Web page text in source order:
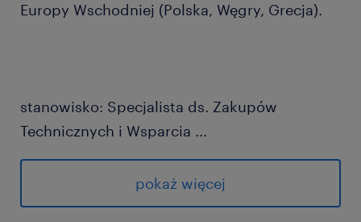
Europy Wschodniej (Polska, Węgry, Grecja).
stanowisko: Specjalista ds. Zakupów
Technicznych i Wsparcia ...
lokalizacja: Piekary Śląskie
zadania
pokaż więcej